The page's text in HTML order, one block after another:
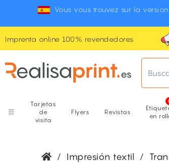
Vous vous trouvez sur la
Imprenta online 100% revendedores
Tarjetas
de
visita
Flyers Revistas
en
/ Impresión textil /